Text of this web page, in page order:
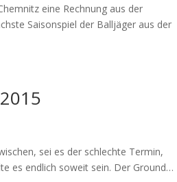
eine Rechnung aus der
Saisonspiel der Balljäger aus der
sei es der schlechte Termin,
es endlich soweit sein. Der Ground…